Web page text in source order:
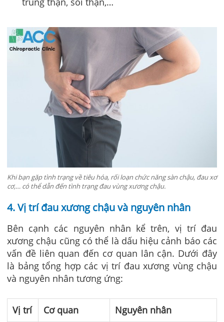
Khi bạn gặp tình trạng về tiêu hóa, rối loạn chức năng sàn chậu, đau xơ
cơ,… có thể dẫn đến tình trạng đau vùng xương chậu.
4. Vị trí đau xương chậu và nguyên nhân
Bên cạnh các nguyên nhân kể trên, vị trí đau
xương chậu cũng có thể là dấu hiệu cảnh báo các
vấn đề liên quan đến cơ quan lân cận. Dưới đây
là bảng tổng hợp các vị trí đau xương vùng chậu
và nguyên nhân tương ứng:
Vị trí Cơ quan Nguyên nhân